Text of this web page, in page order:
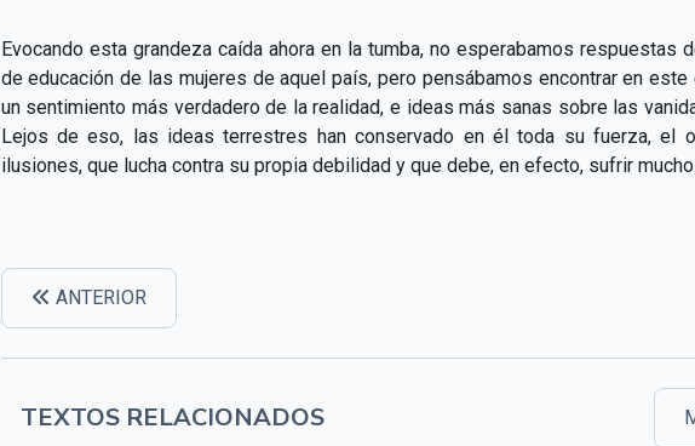
Evocando esta grandeza caída ahora en la tumba, no esperabamos respuestas
de educación de las mujeres de aquel país, pero pensábamos encontrar en
un sentimiento más verdadero de la realidad, e ideas más sanas sobre las
Lejos de eso, las ideas terrestres han conservado en él toda su fuerza, el
ilusiones, que lucha contra su propia debilidad y que debe, en efecto, sufrir
ANTERIOR
TEXTOS RELACIONADOS